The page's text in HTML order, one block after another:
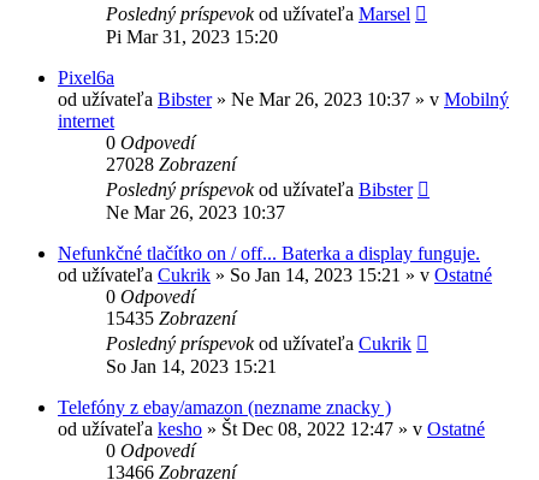
Posledný príspevokod užívateľa Marsel
Pi Mar 31, 2023 15:20
Pixel6a
od užívateľa Bibster» Ne Mar 26, 2023 10:37 » v Mobilný
internet
0 Odpovedí
27028 Zobrazení
Posledný príspevokod užívateľa Bibster
Ne Mar 26, 2023 10:37
Nefunkčné tlačítko on / off... Baterka a display funguje.
od užívateľa Cukrik » So Jan 14, 2023 15:21 » v Ostatné
0 Odpovedí
15435 Zobrazení
Posledný príspevokod užívateľa Cukrik
So Jan 14, 2023 15:21
Telefóny z ebay/amazon (nezname znacky )
od užívateľa kesho » Št Dec 08, 2022 12:47 » v Ostatné
0 Odpovedí
13466 Zobrazení